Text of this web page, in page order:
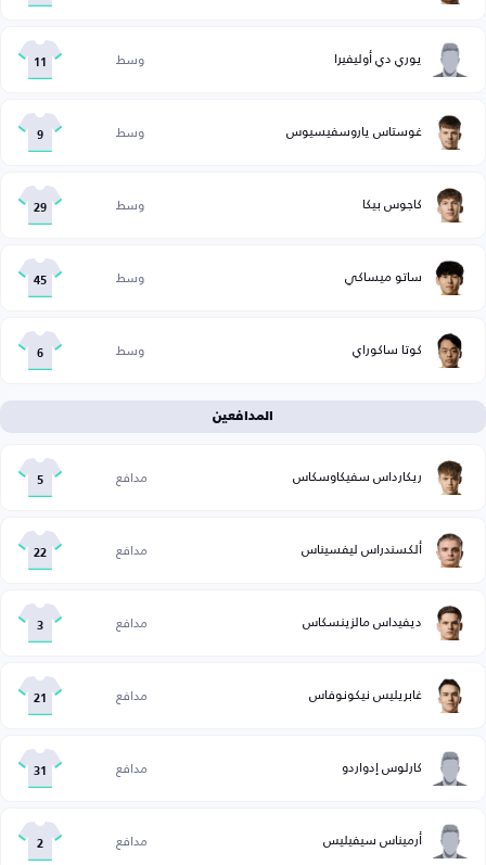
يوري دي أوليفيرا وسط 11
غوستاس ياروسفيسيوس وسط 9
كاجوس بيكا وسط 29
ساتو ميساكي وسط 45
كوتا ساكوراي وسط 6
المدافعين
ريكارداس سفيكاوسكاس مدافع 5
ألكسندراس ليفسيناس مدافع 22
ديفيداس مالزينسكاس مدافع 3
غابريليس نيكونوفاس مدافع 21
كارلوس إدواردو مدافع 31
أرميناس سيفيليس مدافع 2